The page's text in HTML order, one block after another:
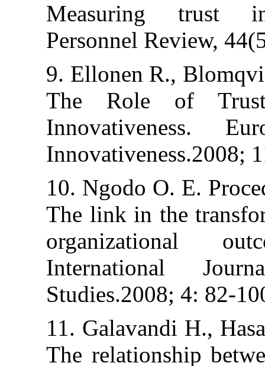
Measuring
Personnel
9. Ellonen R.,
The Role of
10. Ngodo O.
The link in the
Studies.2008;
11. Galavandi
The